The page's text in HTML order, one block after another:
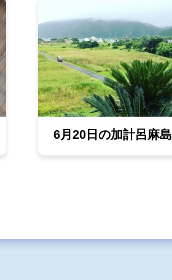
6月20日の加計呂麻島